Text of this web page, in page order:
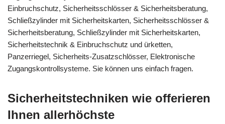
Einbruchschutz, Sicherheitsschlösser & Sicherheitsberatung,
Schließzylinder mit Sicherheitskarten, Sicherheitsschlösser &
Sicherheitsberatung, Schließzylinder mit Sicherheitskarten,
Sicherheitstechnik & Einbruchschutz und ürketten,
Panzerriegel, Sicherheits-Zusatzschlösser, Elektronische
Zugangskontrollsysteme. Sie können uns einfach fragen.
Sicherheitstechniken wie offerieren
Ihnen allerhöchste